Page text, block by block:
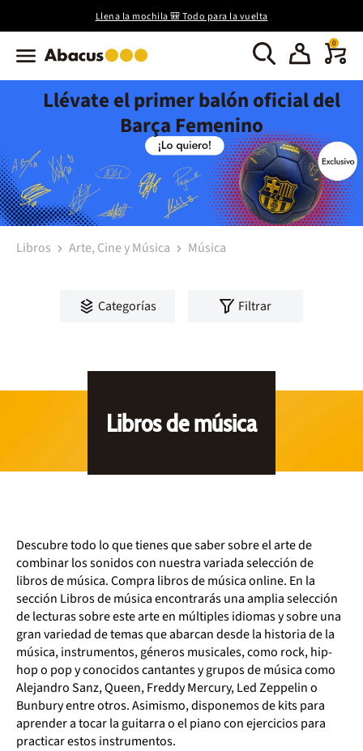
Llena la mochila 🎒 Todo para la vuelta
0
Llévate el primer balón oficial del
Barça Femenino
Libros Arte, Cine y Música Música
Categorías Filtrar
Libros de música
Descubre todo lo que tienes que saber sobre el arte de
combinar los sonidos con nuestra variada selección de
libros de música. Compra libros de música online. En la
sección Libros de música encontrarás una amplia selección
de lecturas sobre este arte en múltiples idiomas y sobre una
gran variedad de temas que abarcan desde la historia de la
música, instrumentos, géneros musicales, como rock, hip-
hop o pop y conocidos cantantes y grupos de música como
Alejandro Sanz, Queen, Freddy Mercury, Led Zeppelin o
Bunbury entre otros. Asimismo, disponemos de kits para
aprender a tocar la guitarra o el piano con ejercicios para
practicar estos instrumentos.